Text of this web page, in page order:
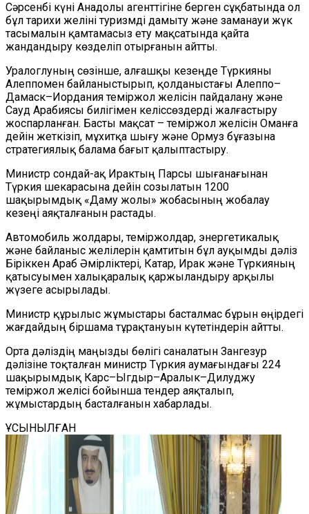
Сәрсенбі күні Анадолы агенттігіне берген сұқбатында ол
бұл тарихи желіні туризмді дамыту және заманауи жүк
тасымалын қамтамасыз ету мақсатында қайта
жандандыру көзделіп отырғанын айтты.
Уралоглуның сөзінше, алғашқы кезеңде Түркияны
Алеппомен байланыстырып, қолданыстағы Алеппо–
Дамаск–Иордания теміржол желісін пайдалану және
Сауд Арабиясы билігімен келіссөздерді жалғастыру
жоспарланған. Басты мақсат – теміржол желісін Оманға
дейін жеткізіп, мұхитқа шығу және Ормуз бұғазына
стратегиялық балама бағыт қалыптастыру.
Министр сондай-ақ Ирактың Парсы шығанағынан
Түркия шекарасына дейін созылатын 1200
шақырымдық «Даму жолы» жобасының жобалау
кезеңі аяқталғанын растады.
Автомобиль жолдары, теміржолдар, энергетикалық
және байланыс желілерін қамтитын бұл ауқымды дәліз
Біріккен Араб Әмірліктері, Катар, Ирак және Түркияның
қатысуымен халықаралық қаржыландыру арқылы
жүзеге асырылады.
Министр құрылыс жұмыстары басталмас бұрын өңірдегі
жағдайдың біршама тұрақтануын күтетіндерін айтты.
Орта дәліздің маңызды бөлігі саналатын Зангезур
дәлізіне тоқталған министр Түркия аумағындағы 224
шақырымдық Карс–Ыгдыр–Аралык–Дилуджу
теміржол желісі бойынша тендер аяқталып,
жұмыстардың басталғанын хабарлады.
ҰСЫНЫЛҒАН